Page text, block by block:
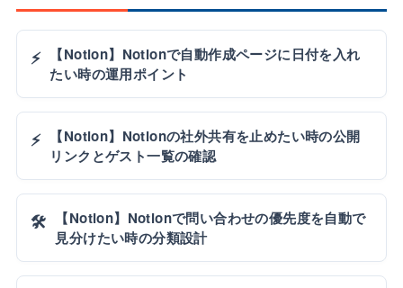
⚡
【Notion】Notionで自動作成ページに日付を入れ
たい時の運用ポイント
⚡
【Notion】Notionの社外共有を止めたい時の公開
リンクとゲスト一覧の確認
🛠️
【Notion】Notionで問い合わせの優先度を自動で
見分けたい時の分類設計